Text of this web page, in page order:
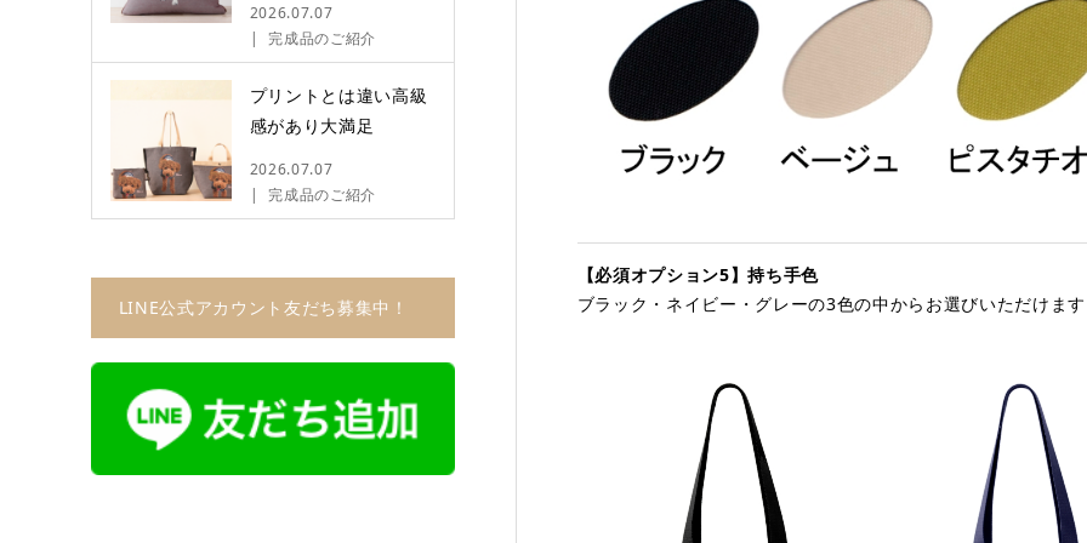
【必須オプション5】持ち手色
ブラック・ネイビー・グレーの3色の中からお選びいただけま
2026.07.07
完成品のご紹介
プリントとは違い高級
感があり大満足
2026.07.07
完成品のご紹介
LINE公式アカウント友だち募集中！